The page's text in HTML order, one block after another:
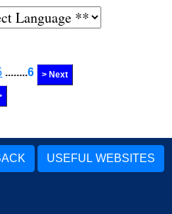
........6 > Next
USEFUL WEBSITES